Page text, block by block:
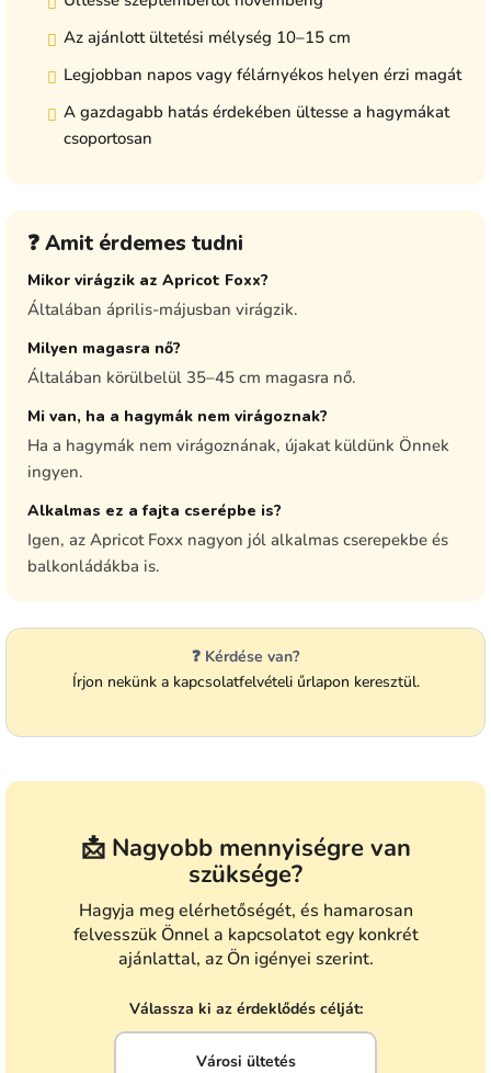
Az ajánlott ültetési mélység 10–15 cm
Legjobban napos vagy félárnyékos helyen érzi magát
A gazdagabb hatás érdekében ültesse a hagymákat
csoportosan
❓ Amit érdemes tudni
Mikor virágzik az Apricot Foxx?
Általában április-májusban virágzik.
Milyen magasra nő?
Általában körülbelül 35–45 cm magasra nő.
Mi van, ha a hagymák nem virágoznak?
Ha a hagymák nem virágoznának, újakat küldünk Önnek
ingyen.
Alkalmas ez a fajta cserépbe is?
Igen, az Apricot Foxx nagyon jól alkalmas cserepekbe és
balkonládákba is.
❓ Kérdése van?
Írjon nekünk a kapcsolatfelvételi űrlapon keresztül.
📩 Nagyobb mennyiségre van
szüksége?
Hagyja meg elérhetőségét, és hamarosan
felvesszük Önnel a kapcsolatot egy konkrét
ajánlattal, az Ön igényei szerint.
Válassza ki az érdeklődés célját:
Városi ültetés